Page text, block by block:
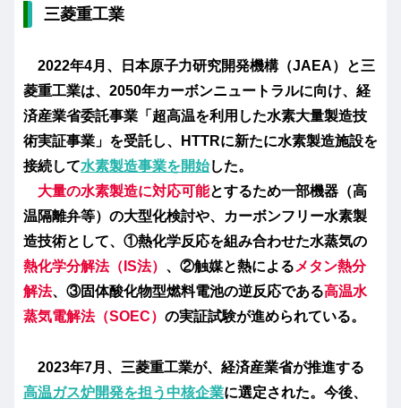
三菱重工業
2022年4月、日本原子力研究開発機構（JAEA）と三
菱重工業は、2050年カーボンニュートラルに向け、経
済産業省委託事業「超高温を利用した水素大量製造技
術実証事業」を受託し、HTTRに新たに水素製造施設を
接続して水素製造事業を開始した。
大量の水素製造に対応可能とするため一部機器（高
温隔離弁等）の大型化検討や、カーボンフリー水素製
造技術として、①熱化学反応を組み合わせた水蒸気の
熱化学分解法（IS法） 、②触媒と熱による メタン熱分
解法、③固体酸化物型燃料電池の逆反応である高温水
蒸気電解法（SOEC） の実証試験が進められている。
2023年7月、三菱重工業が、経済産業省が推進する
高温ガス炉開発を担う中核企業に選定された。今後、